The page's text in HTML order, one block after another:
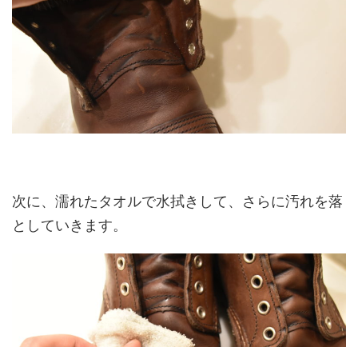
次に、濡れたタオルで水拭きして、さらに汚れを落
としていきます。